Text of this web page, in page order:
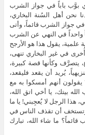
بوَّب باباً في جواز الشرب
نحن أهل السُنة البخاري،
جواز الشرب قائماً، وأتى
واحداً في النهي عن الشرب
علمية، يقول هذا هو الأرجح
في غير البخاري تنهى،
يتصرَّف وكأنها قصة كبيرة،
يُريد أن يقعد فليقعد،
يقولون أنهم أمسكوا به مع
بيتك، يا أخي اتق الله،
هذا الرجل لا يُعجِبني! يا ما
وتستخف أن تقذف الناس في
ما شاء الله، تبارك